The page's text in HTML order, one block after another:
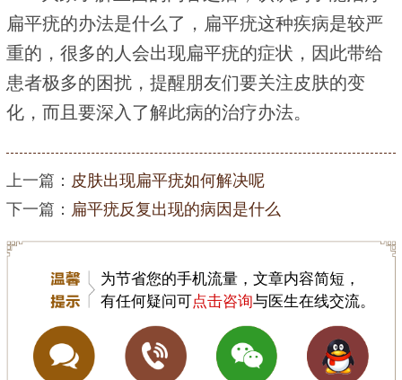
扁平疣的办法是什么了，扁平疣这种疾病是较严
重的，很多的人会出现扁平疣的症状，因此带给
患者极多的困扰，提醒朋友们要关注皮肤的变
化，而且要深入了解此病的治疗办法。
上一篇： 皮肤出现扁平疣如何解决呢
下一篇： 扁平疣反复出现的病因是什么
为节省您的手机流量，文章内容简短，
有任何疑问可点击咨询与医生在线交流。